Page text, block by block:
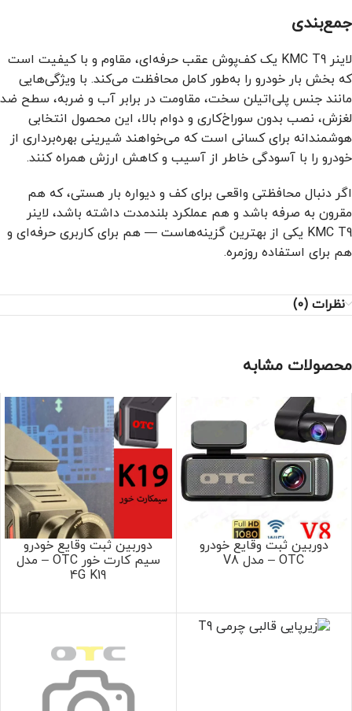
جمع‌بندی
لاینر KMC T9 یک کف‌پوش عقب حرفه‌ای، مقاوم و با کیفیت است
که بخش بار خودرو را به‌طور کامل محافظت می‌کند. با ویژگی‌هایی
مانند جنس پلی‌اتیلن سخت، مقاومت در برابر آب و ضربه، سطح ضد
لغزش، نصب بدون سوراخ‌کاری و دوام بالا، این محصول انتخابی
هوشمندانه برای کسانی است که می‌خواهند شیرینی بهره‌برداری از
خودرو را با آسودگی خاطر از آسیب و کاهش ارزش همراه کنند.
اگر دنبال محافظتی واقعی برای کف و دیواره بار هستی، که هم
مقرون به صرفه باشد و هم عملکرد بلندمدت داشته باشد، لاینر
KMC T9 یکی از بهترین گزینه‌هاست — هم برای کاربری حرفه‌ای و
هم برای استفاده روزمره.
نظرات (0)
محصولات مشابه
دوربین ثبت وقایع خودرو
OTC – مدل V8
دوربین ثبت وقایع خودرو
سیم کارت خور OTC – مدل
4G K19